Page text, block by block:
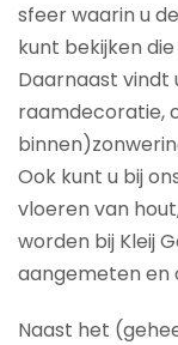
sfeer waarin u
kunt bekijken die
Daarnaast vindt
raamdecoratie,
Ook kunt u bij
vloeren van
worden bij Kleij
aangemeten en
Naast het